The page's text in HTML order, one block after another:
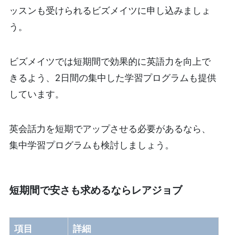
ッスンも受けられるビズメイツに申し込みましょ
う。
ビズメイツでは短期間で効果的に英語力を向上で
きるよう、2日間の集中した学習プログラムも提供
しています。
英会話力を短期でアップさせる必要があるなら、
集中学習プログラムも検討しましょう。
短期間で安さも求めるならレアジョブ
項目 詳細